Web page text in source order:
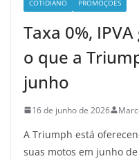
COTIDIANO PROMOÇÕES
Taxa 0%,
o que a
junho
16 de junho de 2026
A Triumph está
suas motos em junho